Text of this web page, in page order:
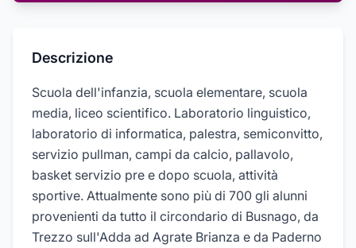
Descrizione
Scuola dell'infanzia, scuola elementare, scuola
media, liceo scientifico. Laboratorio linguistico,
laboratorio di informatica, palestra, semiconvitto,
servizio pullman, campi da calcio, pallavolo,
basket servizio pre e dopo scuola, attività
sportive. Attualmente sono più di 700 gli alunni
provenienti da tutto il circondario di Busnago, da
Trezzo sull'Adda ad Agrate Brianza e da Paderno